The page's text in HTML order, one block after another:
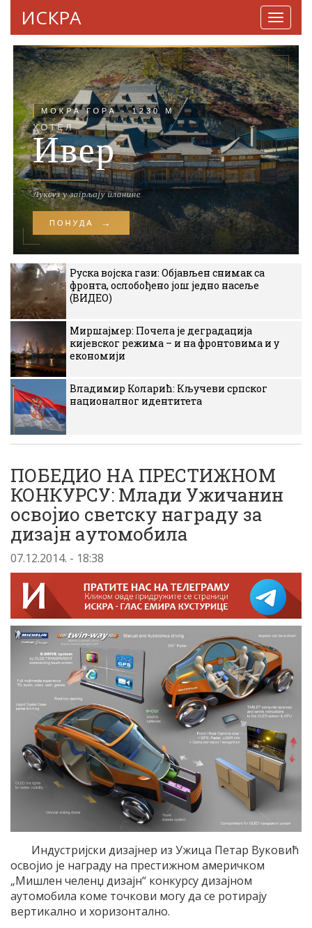
ИСКРА
Руска војска гази: Објављен снимак са
фронта, ослобођено још једно насеље
(ВИДЕО)
Миршајмер: Почела је деградација
кијевског режима – и на фронтовима и у
економији
Владимир Коларић: Кључеви српског
националног идентитета
ПОБЕДИО НА ПРЕСТИЖНОМ
КОНКУРСУ: Млади Ужичанин
освојио светску награду за
дизајн аутомобила
07.12.2014. - 18:38
Индустријски дизајнер из Ужица Петар Вуковић
освојио је награду на престижном америчком
„Мишлен челенџ дизајн“ конкурсу дизајном
аутомобила коме точкови могу да се ротирају
вертикално и хоризонтално.